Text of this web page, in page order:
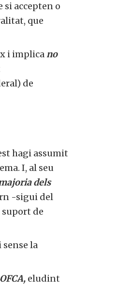
accepten o
que
i implicano
de
hagi assumit
I, al seu
dels
-sigui del
de
la
eludint